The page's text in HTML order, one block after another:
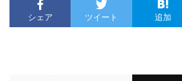
シェア ツイート 追加